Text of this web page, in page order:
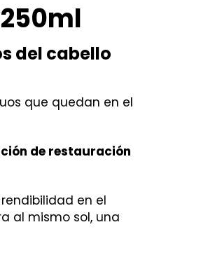
del cabello
que quedan en el
de restauración
en el
al mismo sol, una